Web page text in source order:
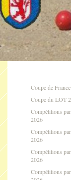
Coupe de
Coupe du LOT
Compétitions
2026
Compétitions
2026
Compétitions
2026
Compétitions